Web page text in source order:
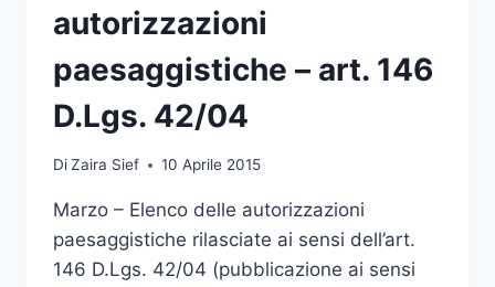
ADOZIONE
CON
PRESCRIZIONI
autorizzazioni
paesaggistiche – art. 146
D.Lgs. 42/04
DiZaira Sief 10 Aprile 2015
Marzo – Elenco delle autorizzazioni
paesaggistiche rilasciate ai sensi dell’art.
146 D.Lgs. 42/04 (pubblicazione ai sensi